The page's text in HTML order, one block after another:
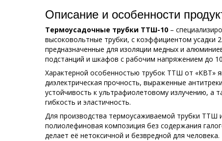
Описание и особенности
Термоусадочные трубки ТТШ-10 –
высоковольтные трубки, с коэффициентом усадки
предназначенные для изоляции медных и
подстанций и шкафов с рабочим напряжением до
Характерной особенностью трубок ТТШ от «КВТ»
диэлектрическая прочность, выраженные
устойчивость к ультрафиолетовому излучению, а
гибкость и эластичность.
Для производства термоусаживаемой трубки ТТШ
полиолефиновая композиция без содержания
делает её нетоксичной и безвредной для человека.